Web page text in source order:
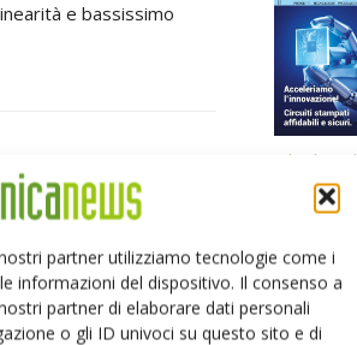
partner utilizziamo tecnologie come i
informazioni del dispositivo. Il consenso a
partner di elaborare dati personali
o gli ID univoci su questo sito e di
e bassissimo
Edicola web